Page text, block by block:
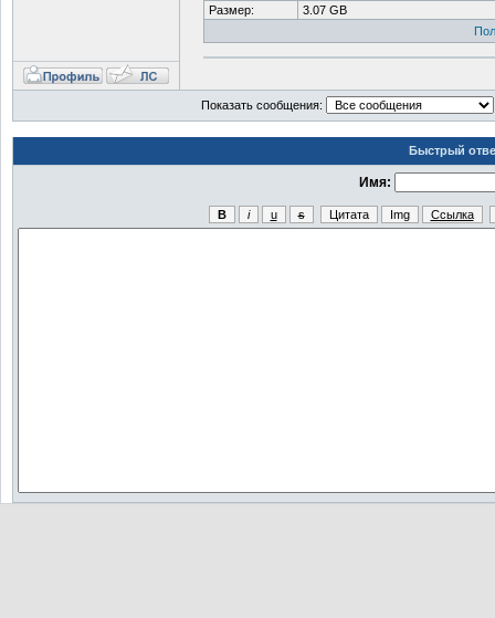
Размер:
3.07 GB
Показать сообщения:
Быстрый
Имя: